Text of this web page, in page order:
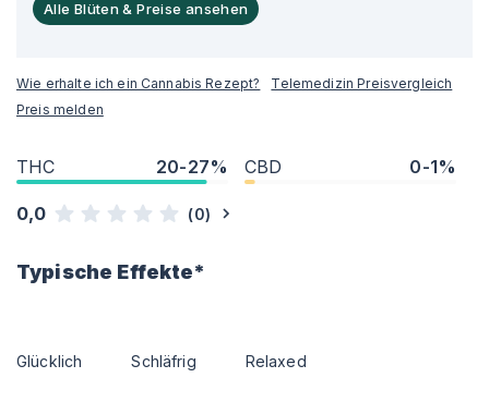
Alle Blüten & Preise ansehen
Wie erhalte ich ein Cannabis Rezept?
Telemedizin Preisvergleich
Preis melden
THC 20-27% CBD 0-1%
0,0 (0)
Typische Effekte*
Glücklich Schläfrig Relaxed